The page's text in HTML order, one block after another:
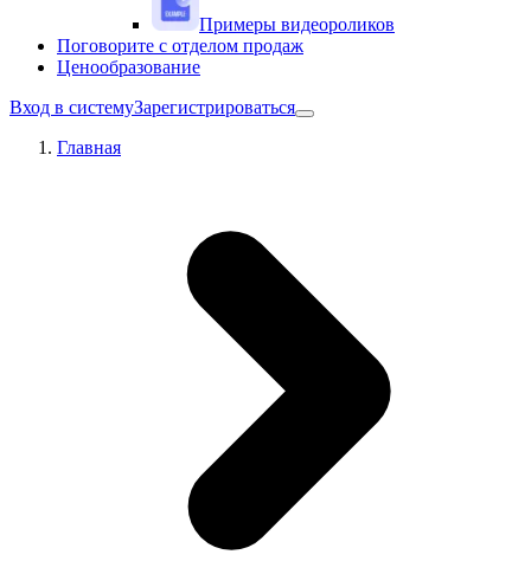
Примеры видеороликов
Поговорите с отделом продаж
Ценообразование
Вход в системуЗарегистрироваться
Главная